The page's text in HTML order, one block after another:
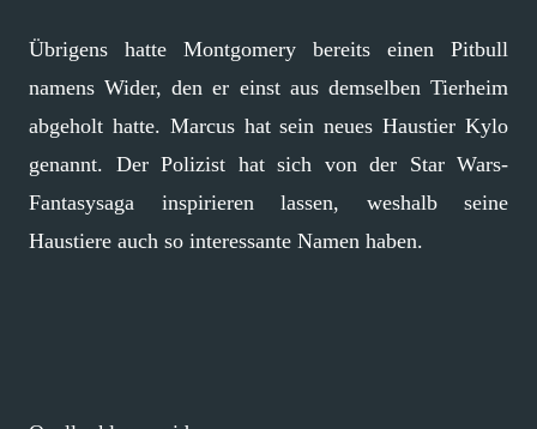
Übrigens hatte Montgomery bereits einen Pitbull
namens Wider, den er einst aus demselben Tierheim
abgeholt hatte. Marcus hat sein neues Haustier Kylo
genannt. Der Polizist hat sich von der Star Wars-
Fantasysaga inspirieren lassen, weshalb seine
Haustiere auch so interessante Namen haben.